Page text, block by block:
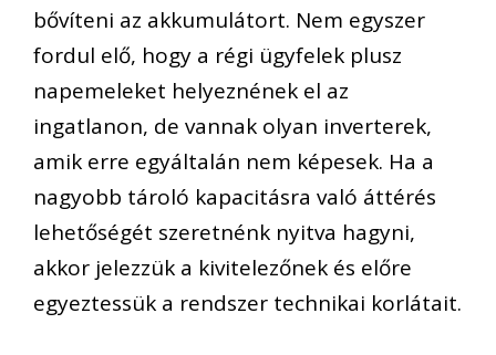
bővíteni az akkumulátort. Nem egyszer
fordul elő, hogy a régi ügyfelek plusz
napemeleket helyeznének el az
ingatlanon, de vannak olyan inverterek,
amik erre egyáltalán nem képesek. Ha a
nagyobb tároló kapacitásra való áttérés
lehetőségét szeretnénk nyitva hagyni,
akkor jelezzük a kivitelezőnek és előre
egyeztessük a rendszer technikai korlátait.